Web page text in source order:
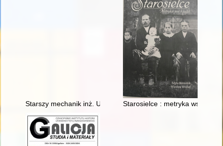
Starszy mechanik inż. Urban Krzyżanowski (1907-1985 r.) :
Starosielce : metryka wsi i ludzi